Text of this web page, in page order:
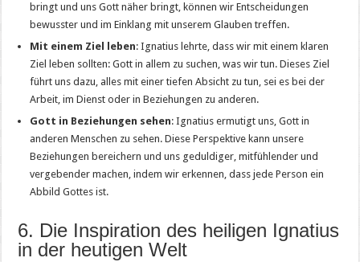
bringt und uns Gott näher bringt, können wir Entscheidungen
bewusster und im Einklang mit unserem Glauben treffen.
Mit einem Ziel leben: Ignatius lehrte, dass wir mit einem klaren
Ziel leben sollten: Gott in allem zu suchen, was wir tun. Dieses Ziel
führt uns dazu, alles mit einer tiefen Absicht zu tun, sei es bei der
Arbeit, im Dienst oder in Beziehungen zu anderen.
Gott in Beziehungen sehen: Ignatius ermutigt uns, Gott in
anderen Menschen zu sehen. Diese Perspektive kann unsere
Beziehungen bereichern und uns geduldiger, mitfühlender und
vergebender machen, indem wir erkennen, dass jede Person ein
Abbild Gottes ist.
6. Die Inspiration des heiligen Ignatius
in der heutigen Welt